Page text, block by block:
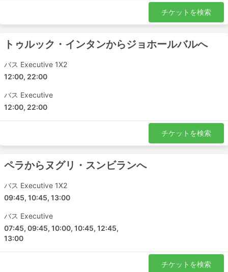
チケットを検索
トゥルック・インタンからジョホールバルへ
バス Executive 1X2
12:00, 22:00
バス Executive
12:00, 22:00
チケットを検索
ペラからヌグリ・スンビランへ
バス Executive 1X2
09:45, 10:45, 13:00
バス Executive
07:45, 09:45, 10:00, 10:45, 12:45,
13:00
チケットを検索